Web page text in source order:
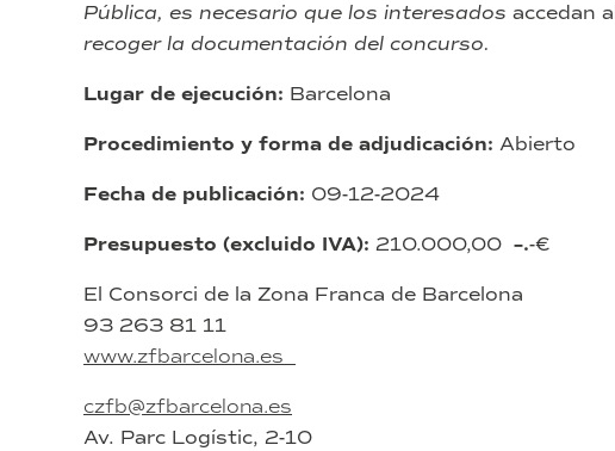
Pública, es necesario que los interesados accedan al
recoger la documentación del concurso.
Lugar de ejecución: Barcelona
Procedimiento y forma de adjudicación: Abierto
Fecha de publicación: 09-12-2024
Presupuesto (excluido IVA): 210.000,00 –.-€
El Consorci de la Zona Franca de Barcelona
93 263 81 11
www.zfbarcelona.es
czfb@zfbarcelona.es
Av. Parc Logístic, 2-10